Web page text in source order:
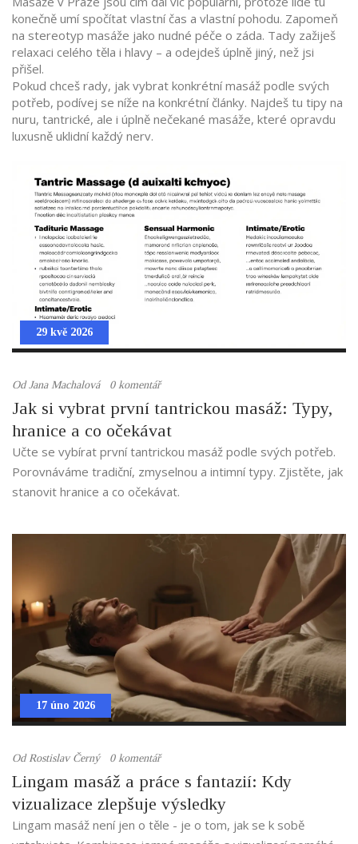
konečně umí spočítat vlastní čas a vlastní pohodu. Zapomeň
na stereotyp masáže jako nudné péče o záda. Tady zažiješ
relaxaci celého těla i hlavy – a odejdeš úplně jiný, než jsi
přišel.
Pokud chceš rady, jak vybrat konkrétní masáž podle svých
potřeb, podívej se níže na konkrétní články. Najdeš tu tipy na
nuru, tantrické, ale i úplně nečekané masáže, které opravdu
luxusně uklidní každý nerv.
29 kvě 2026
OdJana Machalová 0 komentář
Jak si vybrat první tantrickou masáž: Typy,
hranice a co očekávat
Učte se vybírat první tantrickou masáž podle svých potřeb.
Porovnáváme tradiční, zmyselnou a intimní typy. Zjistěte, jak
stanovit hranice a co očekávat.
17 úno 2026
OdRostislav Černý 0 komentář
Lingam masáž a práce s fantazií: Kdy
vizualizace zlepšuje výsledky
Lingam masáž není jen o těle - je o tom, jak se k sobě